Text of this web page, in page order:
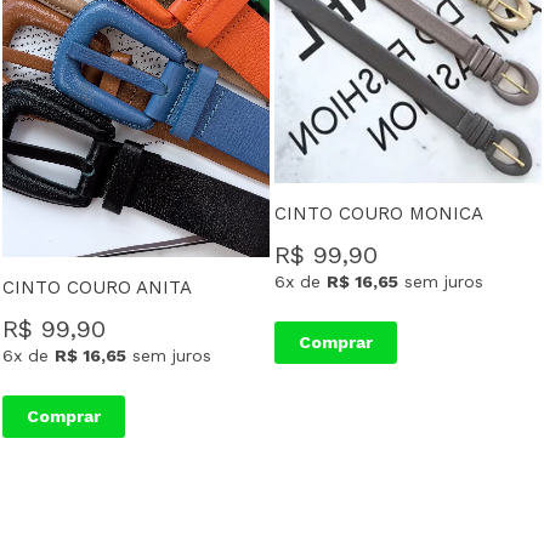
CINTO COURO ANITA
R$ 99,90
6x de R$ 16,65 sem juros
Comprar
CINTO COURO MONICA
R$ 99,90
6x de R$ 16,65 sem juros
Comprar